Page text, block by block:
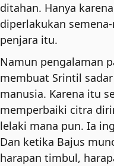
ditahan. Hanya
diperlakukan
penjara itu.
Namun pengalaman
membuat Srintil
manusia. Karena itu
memperbaiki citra
lelaki mana pun. Ia
Dan ketika Bajus
harapan timbul,